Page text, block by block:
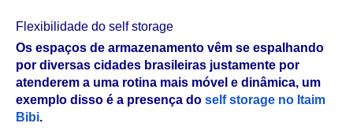
Flexibilidade do self storage
Os espaços de armazenamento vêm se espalhando
por diversas cidades brasileiras justamente por
atenderem a uma rotina mais móvel e dinâmica, um
exemplo disso é a presença do self storage no Itaim
Bibi.